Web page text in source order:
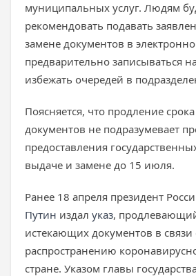
муниципальных услуг. Людям
рекомендовать подавать
замене документов в
предварительно записываться
избежать очередей в
Поясняется, что продление
документов не подразумевает
предоставления
выдаче и замене до 15 июля.
Ранее 18 апреля президент
Путин издал указ,
истекающих документов в связи
распространению
стране. Указом главы